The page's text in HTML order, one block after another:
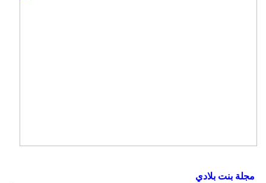
مجلة بنت بلادي